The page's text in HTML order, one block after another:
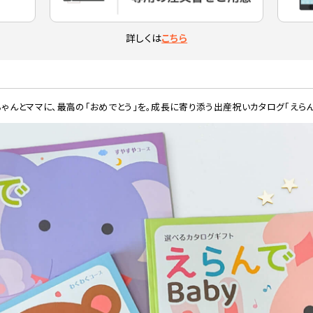
詳しくはこちら
んとママに、最高の「おめでとう」を。成長に寄り添う出産祝いカタログ「えら